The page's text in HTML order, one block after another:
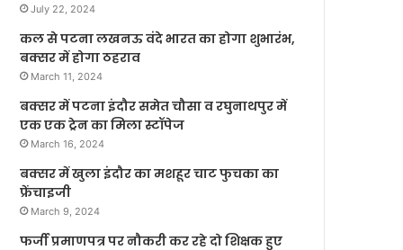
July 22, 2024
कल से पटना लखनऊ वंदे भारत का होगा शुभारंभ,
बक्सर में होगा ठहराव
March 11, 2024
बक्सर में पटना इंदौर समेत चौसा व रघुनाथपुर में
एक एक ट्रेन का मिला स्टॉपेज
March 16, 2024
बक्सर में खुला इंदौर का मशहूर चाट फुचका का
फ्रेंचाइजी
March 9, 2024
फर्जी प्रमाणपत्र पर नौकरी कर रहे दो शिक्षक हुए